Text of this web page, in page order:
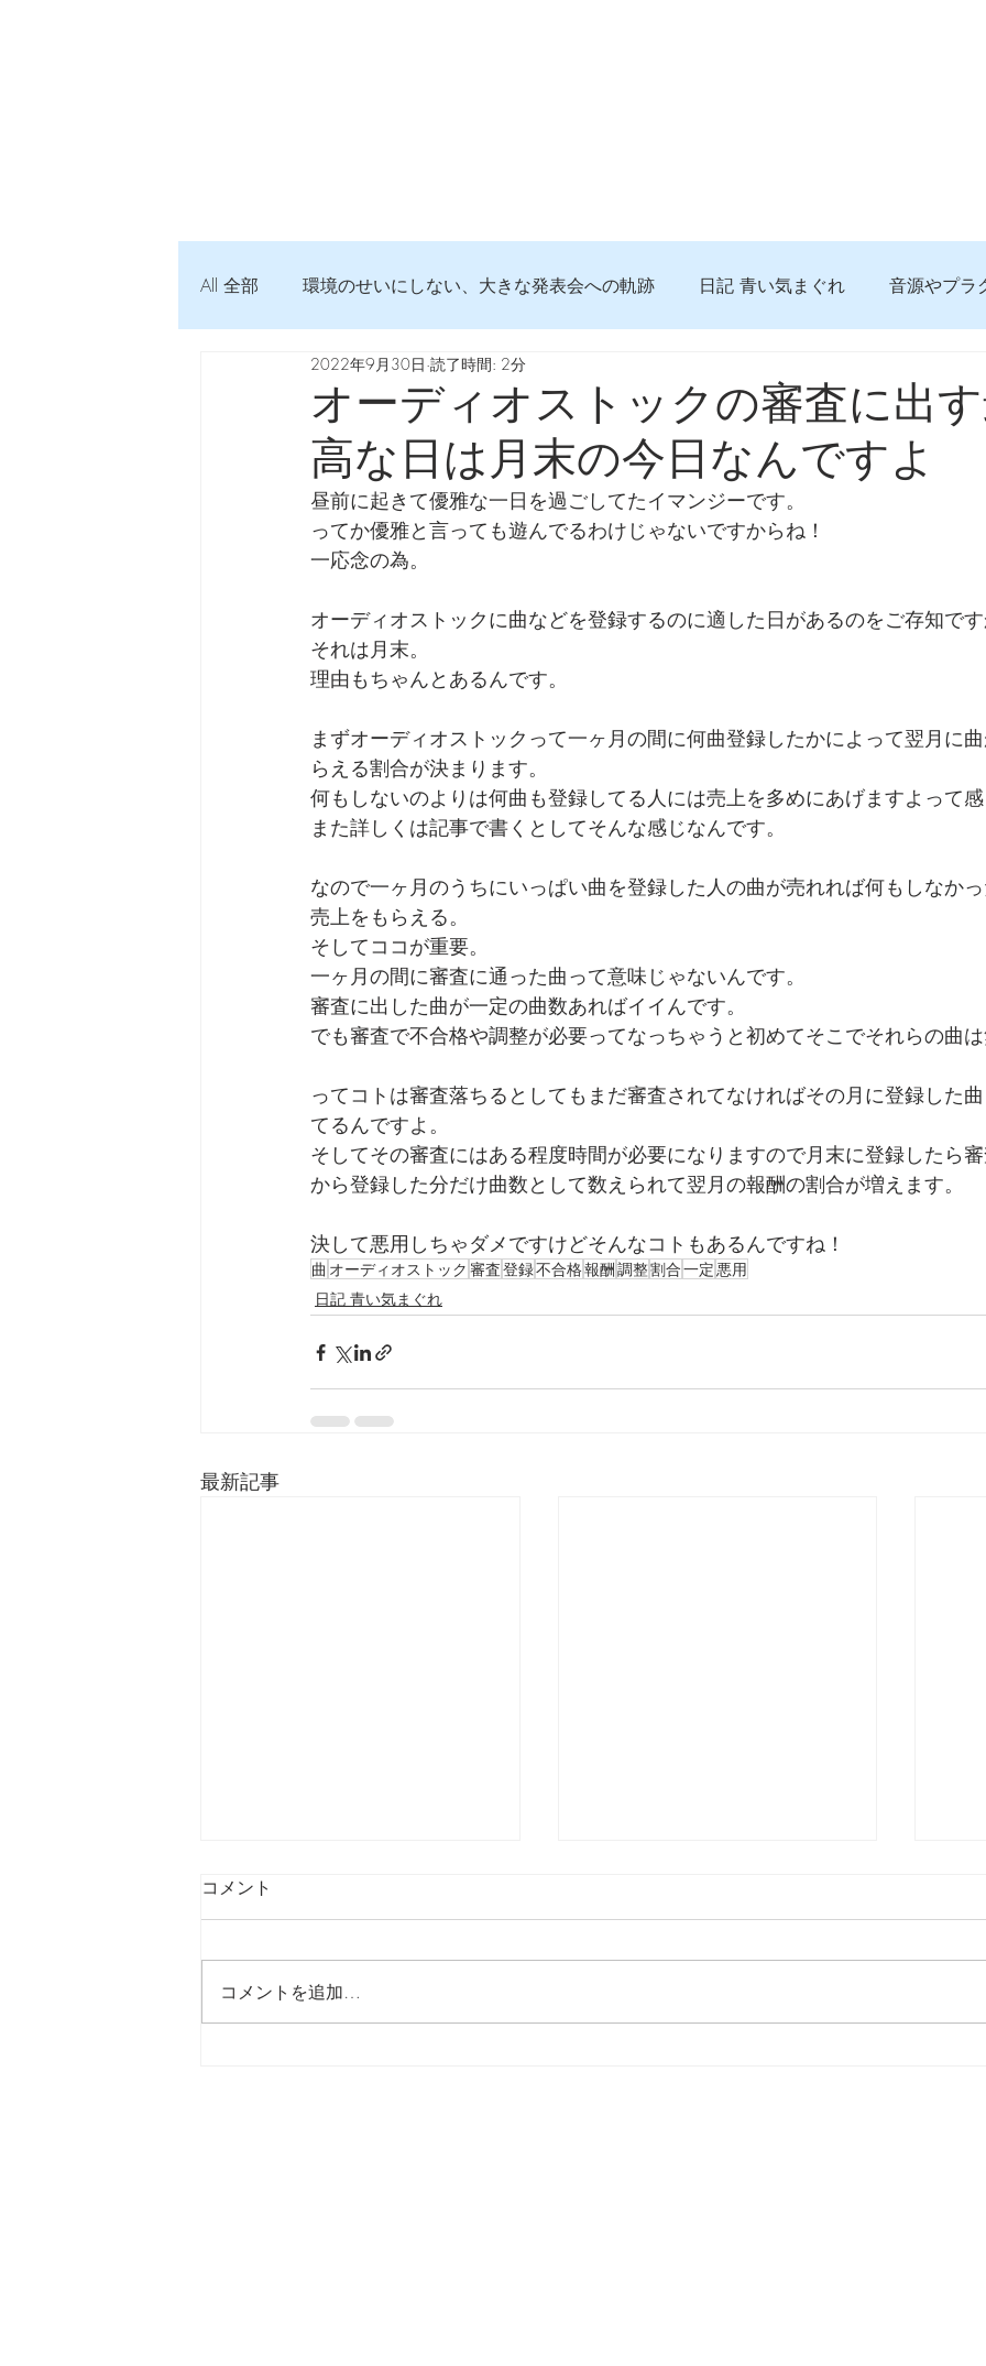
All 全部 環境のせいにしない、大きな発表会への軌跡 日記 青い気まぐれ 音源やプラ
弦交換の記録 DTM 始める 知っておきたいコト
Imanjy Studio 使われているモノ 食べんじーの美味しい記事 便利な経験、新しいコト
劇団 Avan 劇伴が出来るまでを追ったドキュメンタリー、二つの舞台裏
オーディオストックの審査に出
高な日は月末の今日なんですよ
2022年9月30日 読了時間: 2分
昼前に起きて優雅な一日を過ごしてたイマンジーです。
ってか優雅と言っても遊んでるわけじゃないですからね！
一応念の為。
オーディオストックに曲などを登録するのに適した日があるのをご存知です
それは月末。
理由もちゃんとあるんです。
まずオーディオストックって一ヶ月の間に何曲登録したかによって翌月に
らえる割合が決まります。
何もしないのよりは何曲も登録してる人には売上を多めにあげますよって感
また詳しくは記事で書くとしてそんな感じなんです。
なので一ヶ月のうちにいっぱい曲を登録した人の曲が売れれば何もしなか
売上をもらえる。
そしてココが重要。
一ヶ月の間に審査に通った曲って意味じゃないんです。
審査に出した曲が一定の曲数あればイイんです。
でも審査で不合格や調整が必要ってなっちゃうと初めてそこでそれらの曲は
ってコトは審査落ちるとしてもまだ審査されてなければその月に登録した
てるんですよ。
そしてその審査にはある程度時間が必要になりますので月末に登録したら
から登録した分だけ曲数として数えられて翌月の報酬の割合が増えます。
決して悪用しちゃダメですけどそんなコトもあるんですね！
曲 オーディオストック 審査登録不合格報酬調整割合一定悪用
日記 青い気まぐれ
最新記事
最後の日記です
コメント
コメントを追加…